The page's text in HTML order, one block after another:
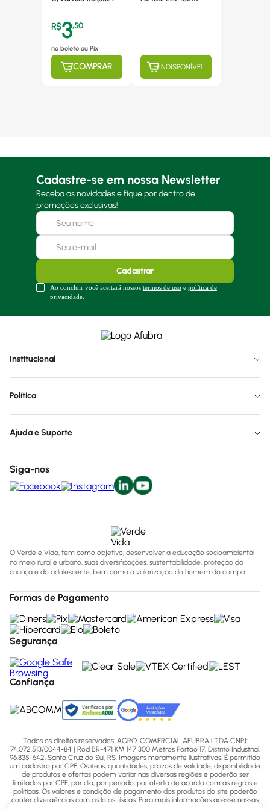
R$3,50
no boleto ou Pix
COMPRAR INDISPONÍVEL
Cadastre-se em nossa Newsletter
Receba as novidades e fique por dentro de
promoções exclusivas!
Cadastrar
Ao concluir você aceitará nossos termos de uso e política de
privacidade.
Institucional
Política
Ajuda e Suporte
Siga-nos
O Verde é Vida, tem como objetivo, desenvolver a educação socioambiental
no meio rural e urbano, suas diversificações, sustentabilidade, proteção da
criança e do adolescente, bem como a valorização do homem do campo.
Formas de Pagamento
Segurança
Confiança
Todos os direitos reservados. AGRO-COMERCIAL AFUBRA LTDA CNPJ:
74.072.513/0044-84 | Rod BR-471 KM 147 300 Metros Portão 17, Distrito Industrial,
96.835-642, Santa Cruz do Sul, RS. Imagens meramente ilustrativas. É permitido
um cadastro por CPF. Os itens, quantidades, prazos de validade, disponibilidade
de produtos e ofertas podem variar nas diversas regiões e poderão ser
limitados por CPF, por dia, por período, por oferta de acordo com as regras e
políticas. Os valores e condição de pagamento dos produtos do site poderão
conter divergências com as lojas físicas. Para mais informações acesse nossas